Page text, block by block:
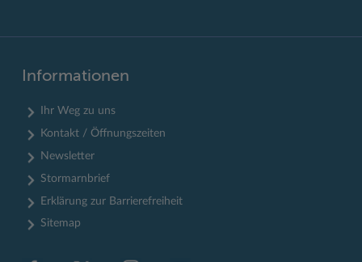
Informationen
Ihr Weg zu uns
Kontakt / Öffnungszeiten
Newsletter
Stormarnbrief
Erklärung zur Barrierefreiheit
Sitemap